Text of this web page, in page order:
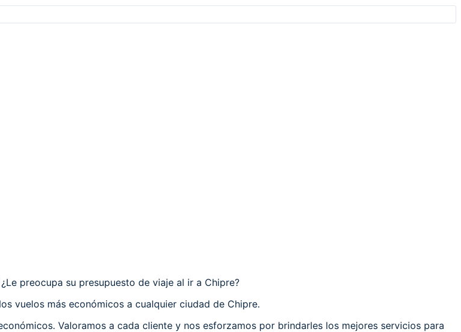
preocupa su presupuesto de viaje al ir a Chipre?
vuelos más económicos a cualquier ciudad de Chipre.
Valoramos a cada cliente y nos esforzamos por brindarles los mejores servicios para